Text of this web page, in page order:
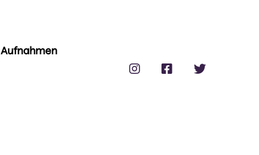
Aufnahmen
  